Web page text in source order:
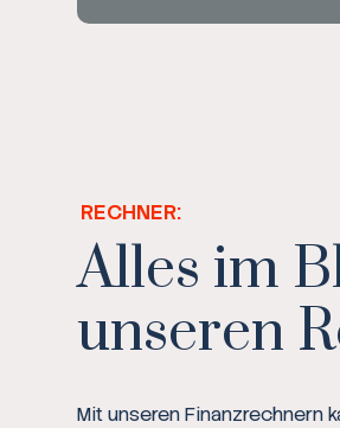
RECHNER:
Alles im
unseren
Mit unseren Finanzrechnern